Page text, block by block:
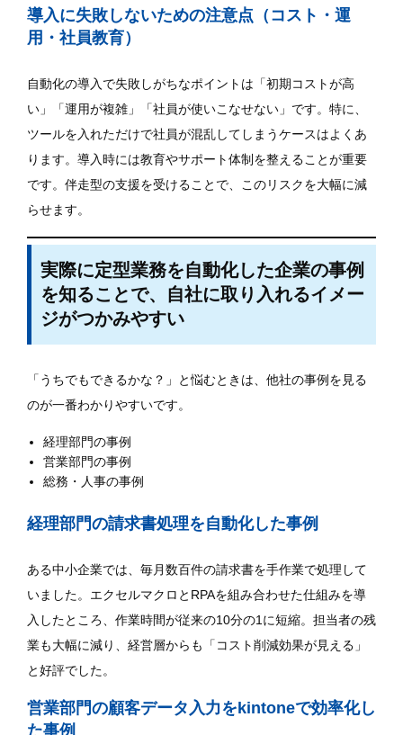
導入に失敗しないための注意点（コスト・運
用・社員教育）
自動化の導入で失敗しがちなポイントは「初期コストが高
い」「運用が複雑」「社員が使いこなせない」です。特に、
ツールを入れただけで社員が混乱してしまうケースはよくあ
ります。導入時には教育やサポート体制を整えることが重要
です。伴走型の支援を受けることで、このリスクを大幅に減
らせます。
実際に定型業務を自動化した企業の事例
を知ることで、自社に取り入れるイメー
ジがつかみやすい
「うちでもできるかな？」と悩むときは、他社の事例を見る
のが一番わかりやすいです。
経理部門の事例
営業部門の事例
総務・人事の事例
経理部門の請求書処理を自動化した事例
ある中小企業では、毎月数百件の請求書を手作業で処理して
いました。エクセルマクロとRPAを組み合わせた仕組みを導
入したところ、作業時間が従来の10分の1に短縮。担当者の残
業も大幅に減り、経営層からも「コスト削減効果が見える」
と好評でした。
営業部門の顧客データ入力をkintoneで効率化し
た事例